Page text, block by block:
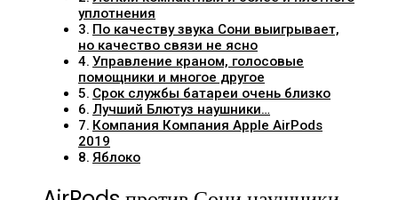
уплотнения
По качеству звука Сони выигрывает,
но качество связи не ясно
Управление краном, голосовые
помощники и многое другое
Срок службы батареи очень близко
Лучший Блютуз наушники…
Компания Компания Apple AirPods
2019
Яблоко